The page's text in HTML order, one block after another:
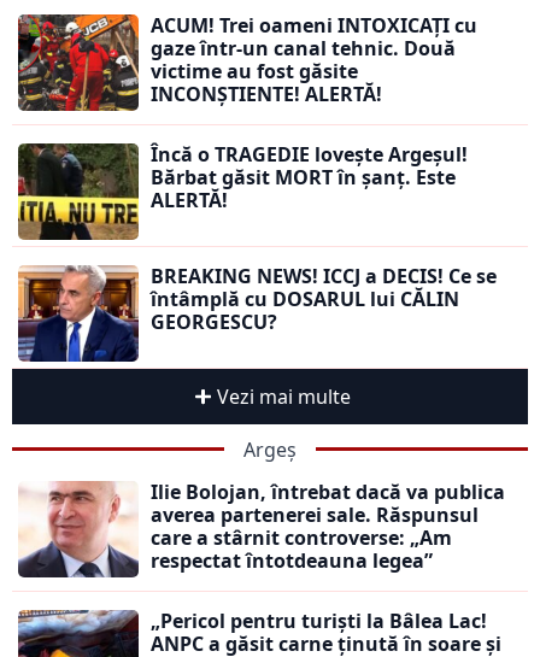
ACUM! Trei oameni INTOXICAȚI cu
gaze într-un canal tehnic. Două
victime au fost găsite
INCONȘTIENTE! ALERTĂ!
Încă o TRAGEDIE lovește Argeșul!
Bărbat găsit MORT în șanț. Este
ALERTĂ!
BREAKING NEWS! ICCJ a DECIS! Ce se
întâmplă cu DOSARUL lui CĂLIN
GEORGESCU?
Vezi mai multe
Argeș
Ilie Bolojan, întrebat dacă va publica
averea partenerei sale. Răspunsul
care a stârnit controverse: „Am
respectat întotdeauna legea”
„Pericol pentru turiști la Bâlea Lac!
ANPC a găsit carne ținută în soare și